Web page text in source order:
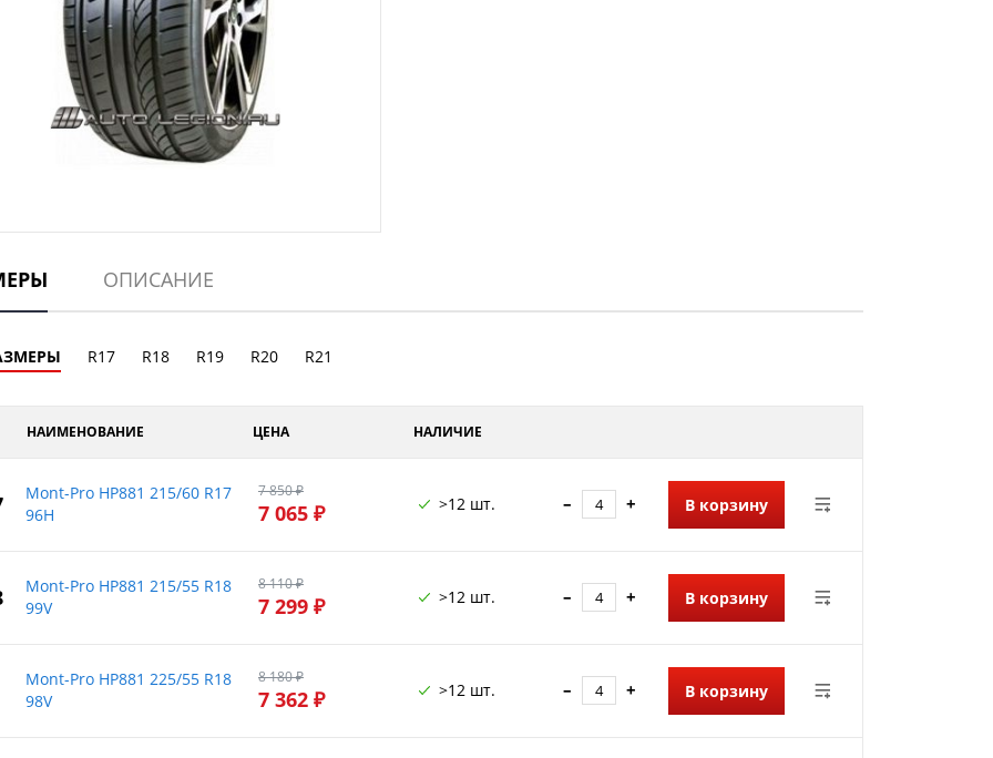
ОПИСАНИЕ
R17 R18 R19 R20 R21
НАИМЕНОВАНИЕ ЦЕНА НАЛИЧИЕ
Mont-Pro HP881 215/60 R17
96H
7 850 ₽
7 065 ₽ >12 шт. – + В корзину
Mont-Pro HP881 215/55 R18
99V
8 110 ₽
7 299 ₽ >12 шт. – + В корзину
Mont-Pro HP881 225/55 R18
98V
8 180 ₽
7 362 ₽ >12 шт. – + В корзину